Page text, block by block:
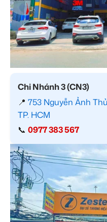
Chi Nhánh 3 (CN3)
📍 753 Nguyễn Ảnh
TP. HCM
📞 0977 383 567